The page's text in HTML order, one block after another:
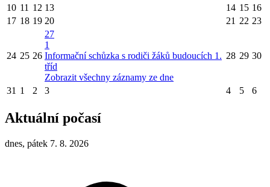
10 11 12 13 14 15 16
17 18 19 20 21 22 23
24 25 26
27
1
Informační schůzka s rodiči žáků budoucích 1.
tříd
Zobrazit všechny záznamy ze dne
28 29 30
31 1 2 3 4 5 6
Aktuální počasí
dnes, pátek 7. 8. 2026